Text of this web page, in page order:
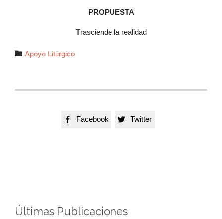
PROPUESTA
Trasciende la realidad
 Autor
Apoyo Litúrgico
 Facebook  Twitter
Últimas Publicaciones